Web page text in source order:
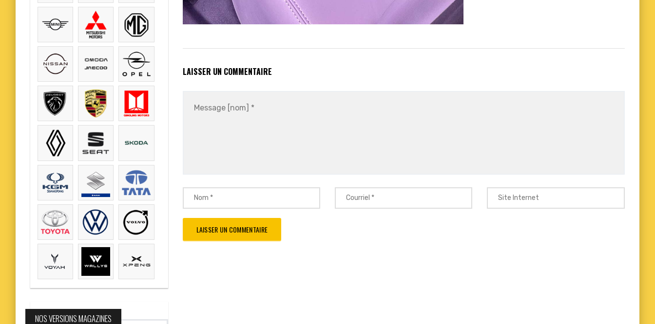
LAISSER UN COMMENTAIRE
NOS VERSIONS MAGAZINES